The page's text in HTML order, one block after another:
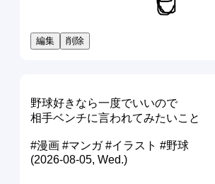
編集 削除
野球好きなら一度でいいので
相手ベンチに言われてみたいこと
#漫画 #マンガ #イラスト #野球
(2026-08-05, Wed.)